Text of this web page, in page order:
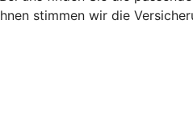
stimmen wir die